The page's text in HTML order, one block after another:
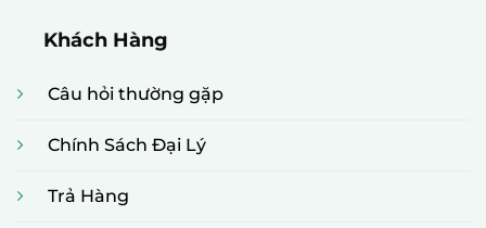
Khách Hàng
Câu hỏi thường gặp
Chính Sách Đại Lý
Trả Hàng